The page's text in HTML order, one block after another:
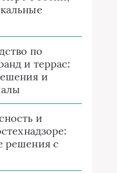
по
и террас:
и
и
решения с